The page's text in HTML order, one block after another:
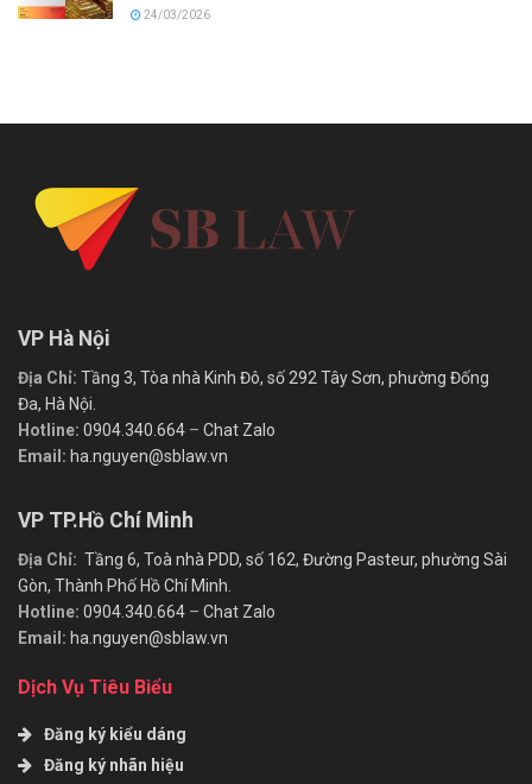
24/03/2026
VP Hà Nội
Địa Chỉ: Tầng 3, Tòa nhà Kinh Đô, số 292 Tây Sơn, phường Đống
Đa, Hà Nội.
Hotline: 0904.340.664 – Chat Zalo
Email: ha.nguyen@sblaw.vn
VP TP.Hồ Chí Minh
Địa Chỉ: Tầng 6, Toà nhà PDD, số 162, Đường Pasteur, phường Sài
Gòn, Thành Phố Hồ Chí Minh.
Hotline: 0904.340.664 – Chat Zalo
Email: ha.nguyen@sblaw.vn
Dịch Vụ Tiêu Biểu
Đăng ký kiểu dáng
Đăng ký nhãn hiệu